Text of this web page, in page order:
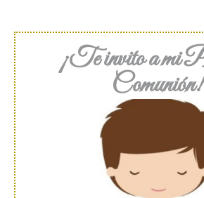
¡Te invito a mi
Comunión!